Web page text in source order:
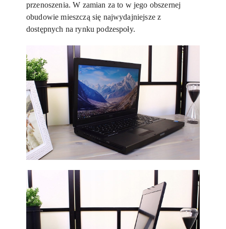
przenoszenia. W zamian za to w jego obszernej
obudowie mieszczą się najwydajniejsze z
dostępnych na rynku podzespoły.